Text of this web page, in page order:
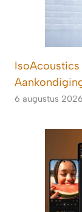
IsoAcoustics
6 augustus 2026